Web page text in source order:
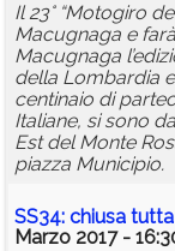
Il 23° “Motogiro
Macugnaga e
Macugnaga
della Lombardia e
centinaio di
Italiane, si sono
Est del Monte
piazza Municipio.
SS34: chiusa
Marzo 2017 -